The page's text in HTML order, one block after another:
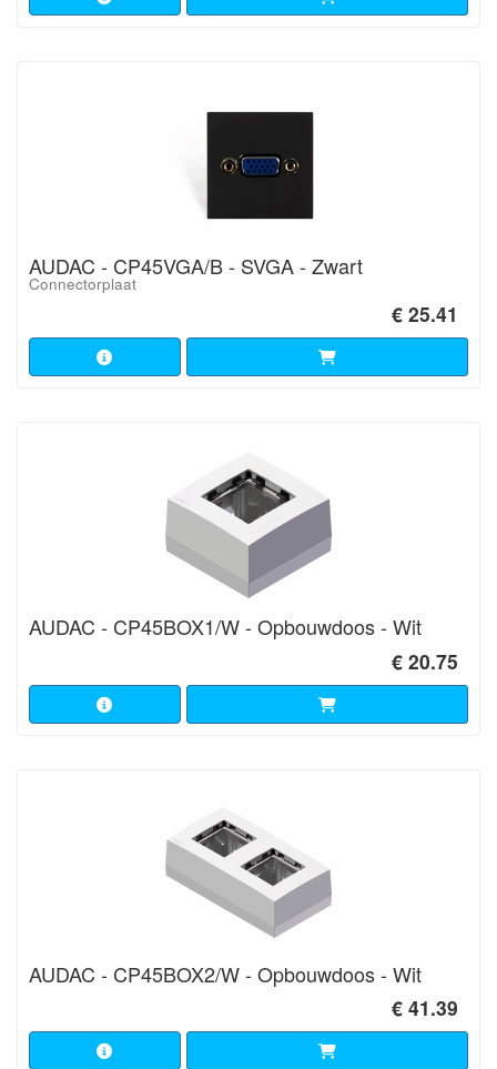
AUDAC - CP45VGA/B - SVGA - Zwart
Connectorplaat
€ 25.41
AUDAC - CP45BOX1/W - Opbouwdoos - Wit
€ 20.75
AUDAC - CP45BOX2/W - Opbouwdoos - Wit
€ 41.39